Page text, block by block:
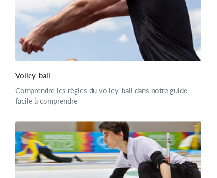
Volley-ball
Comprendre les règles du volley-ball dans notre guide
facile à comprendre